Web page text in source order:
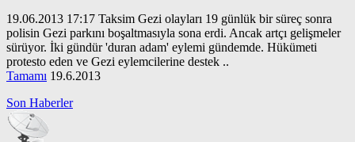
19.06.2013 17:17 Taksim Gezi olayları 19 günlük bir süreç sonra
polisin Gezi parkını boşaltmasıyla sona erdi. Ancak artçı gelişmeler
sürüyor. İki gündür 'duran adam' eylemi gündemde. Hükümeti
protesto eden ve Gezi eylemcilerine destek ..
Tamamı 19.6.2013
Son Haberler